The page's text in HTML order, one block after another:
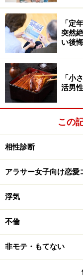
「定
突然
い後悔
「小
活男
この
相性診断
アラサー女子向け恋愛
浮気
不倫
非モテ・もてない